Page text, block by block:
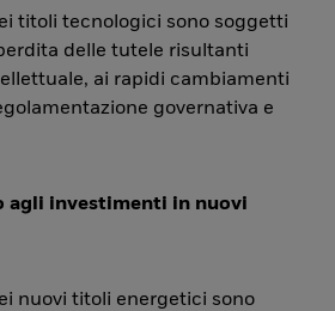
titoli tecnologici sono soggetti
delle tutele risultanti
ai rapidi cambiamenti
governativa e
agli investimenti in nuovi
nuovi titoli energetici sono